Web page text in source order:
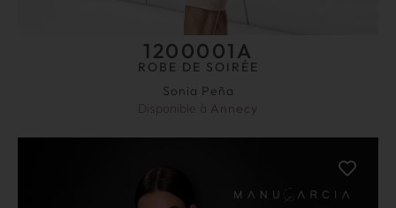
1200001A
ROBE DE SOIRÉE
Sonia Peña
Disponible à Annecy